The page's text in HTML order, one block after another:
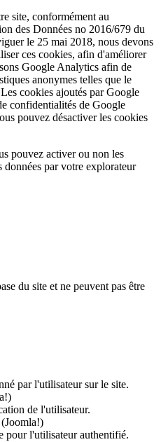
site, conformément au
des Données no 2016/679 du
le 25 mai 2018, nous devons
ces cookies, afin d'améliorer
Google Analytics afin de
anonymes telles que le
cookies ajoutés par Google
confidentialités de Google
pouvez désactiver les cookies
pouvez activer ou non les
par votre explorateur
du site et ne peuvent pas être
par l'utilisateur sur le site.
de l'utilisateur.
(Joomla!)
pour l'utilisateur authentifié.